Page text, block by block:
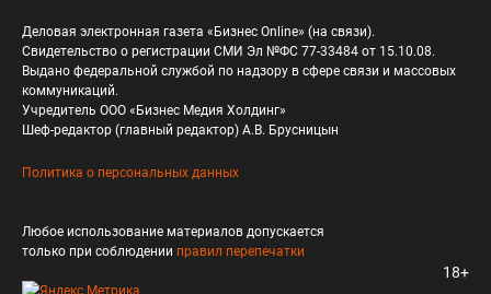
Деловая электронная газета «Бизнес Online» (на связи).
Свидетельство о регистрации СМИ Эл №ФС 77-33484 от 15.10.08.
Выдано федеральной службой по надзору в сфере связи и массовых
коммуникаций.
Учредитель ООО «Бизнес Медия Холдинг»
Шеф-редактор (главный редактор) А.В. Брусницын
Политика о персональных данных
Любое использование материалов допускается
только при соблюдении правил перепечатки
18+